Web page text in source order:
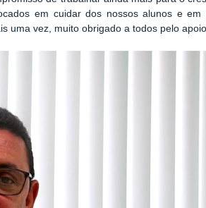
em cuidar dos nossos alunos e
uma vez, muito obrigado a todos pelo